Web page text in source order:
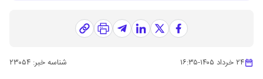
۲۴ خرداد ۱۴۰۵ -۱۶:۳۵ شناسه خبر: ۲۳۰۵۴